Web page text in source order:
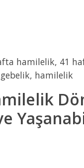
hamilelik, 41
hamilelik